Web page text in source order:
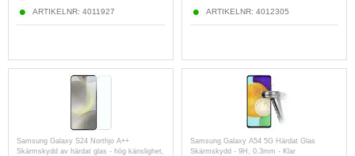
ARTIKELNR: 4011927 ARTIKELNR: 4012305
Samsung Galaxy S24 Northjo A++
Skärmskydd av härdat glas - hög känslighet,
Samsung Galaxy A54 5G Härdat Glas
Skärmskydd - 9H, 0.3mm - Klar